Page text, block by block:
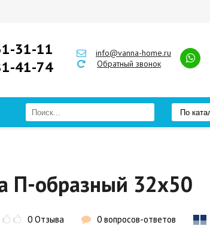
31-11
41-74
info@vanna-home.ru
Обратный звонок
П-образный 32x50
0 Отзыва 0 вопросов-ответов